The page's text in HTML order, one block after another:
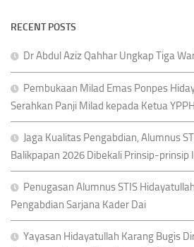
RECENT POSTS
Dr Abdul Aziz Qahhar Ungkap Tiga
Pembukaan Milad Emas Ponpes
Serahkan Panji Milad kepada Ketua
Jaga Kualitas Pengabdian, Alumnus
Balikpapan 2026 Dibekali Prinsip-prinsip
Penugasan Alumnus STIS
Pengabdian Sarjana Kader Dai
Yayasan Hidayatullah Karang Bugis